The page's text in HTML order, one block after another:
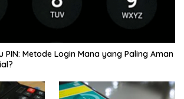
PIN: Metode Login Mana yang Paling Aman